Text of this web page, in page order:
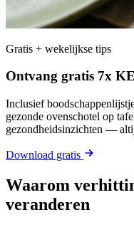
Gratis + wekelijkse tips
Ontvang gratis 7x
Inclusief
gezonde ovenschotel op
gezondheidsinzichten —
Download gratis
Waarom
veranderen